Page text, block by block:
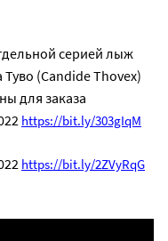
серией лыж
(Candide Thovex)
для заказа
https://bit.ly/303gIqM
https://bit.ly/2ZVyRqG